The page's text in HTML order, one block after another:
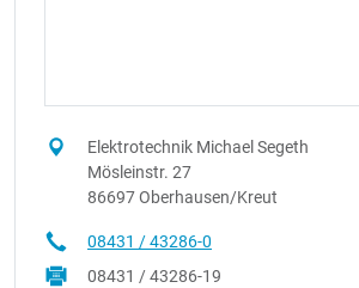
Elektrotechnik Michael Segeth
Mösleinstr. 27
86697 Oberhausen/Kreut
08431 / 43286-0
08431 / 43286-19